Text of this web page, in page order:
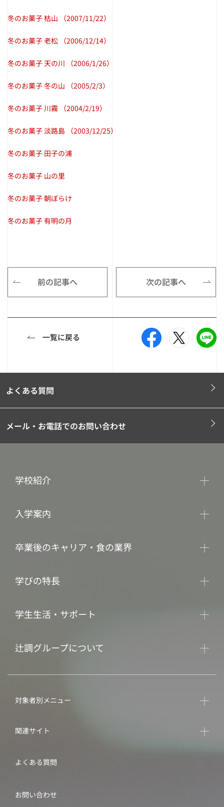
冬のお菓子 枯山 （2007/11/22）
冬のお菓子 老松 （2006/12/14）
冬のお菓子 天の川 （2006/1/26）
冬のお菓子 冬の山 （2005/2/3）
冬のお菓子 川霧 （2004/2/19）
冬のお菓子 淡路島 （2003/12/25）
冬のお菓子 田子の浦
冬のお菓子 山の里
冬のお菓子 朝ぼらけ
冬のお菓子 有明の月
前の記事へ 次の記事へ
一覧に戻る
よくある質問
メール・お電話でのお問い合わせ
学校紹介
入学案内
卒業後のキャリア・食の業界
学びの特長
学生生活・サポート
辻調グループについて
対象者別メニュー
関連サイト
よくある質問
お問い合わせ